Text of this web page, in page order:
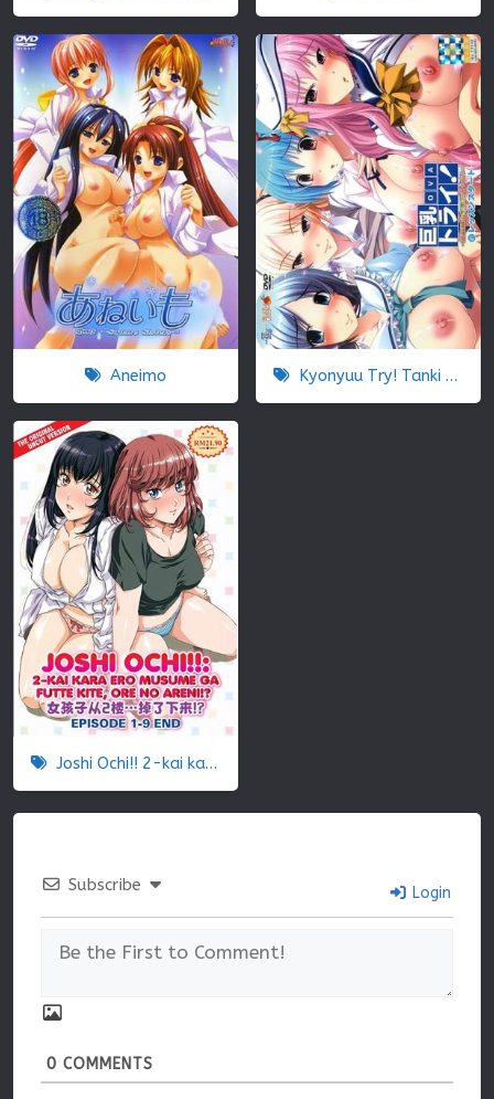
Aneimo Kyonyuu Try! Tanki Shuuchuu Chichi Momi Lesson
Joshi Ochi!! 2-kai kara Ero Musume ga Futte kite, Ore no Areni
Subscribe Login
0 COMMENTS